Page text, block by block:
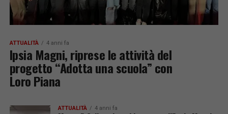
ATTUALITÀ 4 anni fa
Ipsia Magni, riprese le attività del
progetto “Adotta una scuola” con
Loro Piana
ATTUALITÀ 4 anni fa